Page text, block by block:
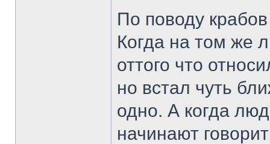
По поводу
Когда на том же
оттого что
но встал чуть
одно. А когда
начинают